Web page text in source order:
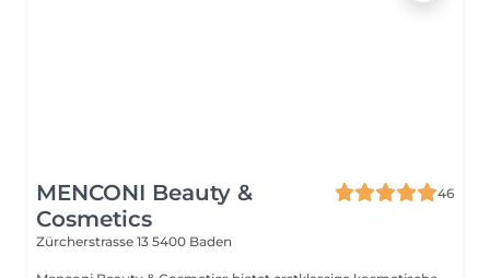
MENCONI Beauty &
Cosmetics
46
Zürcherstrasse 13 5400 Baden